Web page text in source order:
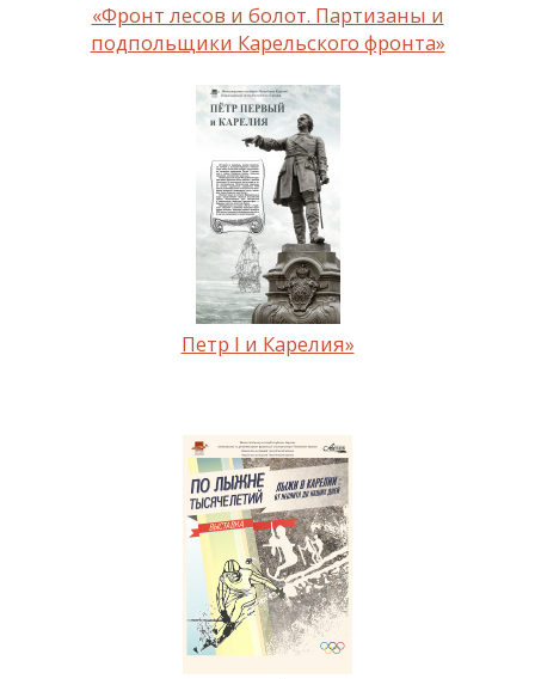
«Фронт лесов и болот. Партизаны и
подпольщики Карельского фронта»
Петр I и Карелия»